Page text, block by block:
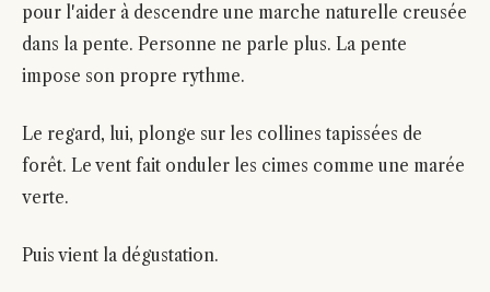
pour l'aider à descendre une marche naturelle creusée
dans la pente. Personne ne parle plus. La pente
impose son propre rythme.
Le regard, lui, plonge sur les collines tapissées de
forêt. Le vent fait onduler les cimes comme une marée
verte.
Puis vient la dégustation.